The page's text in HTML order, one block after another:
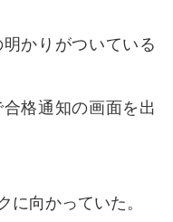
かりがついている
格通知の画面を出
に向かっていた。